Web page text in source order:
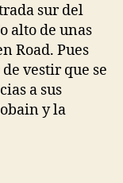
sur del
alto de unas
Road. Pues
vestir que se
a sus
y la